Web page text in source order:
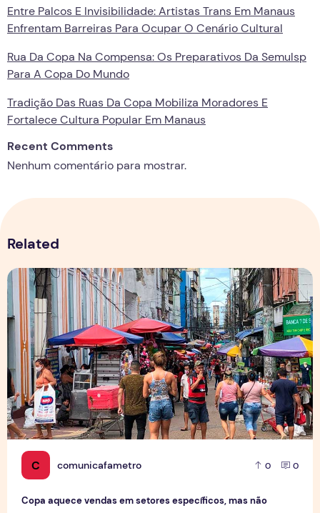
Entre Palcos E Invisibilidade: Artistas Trans Em Manaus
Enfrentam Barreiras Para Ocupar O Cenário Cultural
Rua Da Copa Na Compensa: Os Preparativos Da Semulsp
Para A Copa Do Mundo
Tradição Das Ruas Da Copa Mobiliza Moradores E
Fortalece Cultura Popular Em Manaus
Recent Comments
Nenhum comentário para mostrar.
Related
C comunicafametro 0 0
Copa aquece vendas em setores específicos, mas não
Copa aquece vendas em setores específicos, mas não